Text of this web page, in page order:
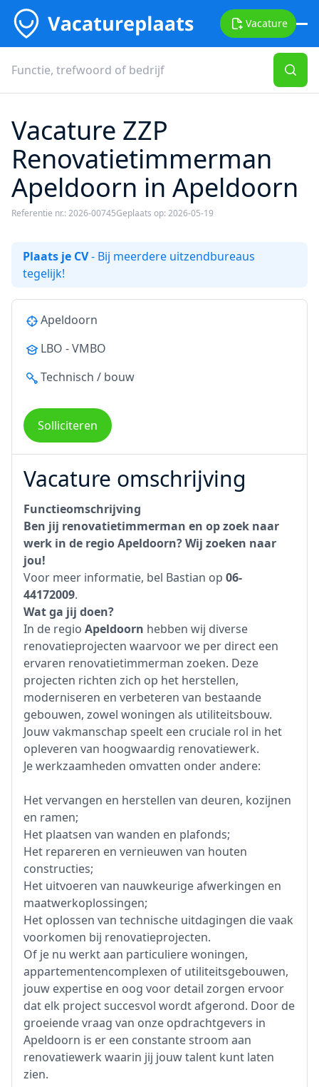
Vacature
Vacature ZZP
Renovatietimmerman
Apeldoorn in Apeldoorn
Referentie nr.: 2026-00745Geplaats op: 2026-05-19
Plaats je CV- Bij meerdere uitzendbureaus
tegelijk!
Apeldoorn
LBO - VMBO
Technisch / bouw
Solliciteren
Vacature omschrijving
Functieomschrijving
Ben jij renovatietimmerman en op zoek naar
werk in de regio Apeldoorn? Wij zoeken naar
jou!
Voor meer informatie, bel Bastian op 06-
44172009.
Wat ga jij doen?
In de regio Apeldoorn hebben wij diverse
renovatieprojecten waarvoor we per direct een
ervaren renovatietimmerman zoeken. Deze
projecten richten zich op het herstellen,
moderniseren en verbeteren van bestaande
gebouwen, zowel woningen als utiliteitsbouw.
Jouw vakmanschap speelt een cruciale rol in het
opleveren van hoogwaardig renovatiewerk.
Je werkzaamheden omvatten onder andere:
Het vervangen en herstellen van deuren, kozijnen
en ramen;
Het plaatsen van wanden en plafonds;
Het repareren en vernieuwen van houten
constructies;
Het uitvoeren van nauwkeurige afwerkingen en
maatwerkoplossingen;
Het oplossen van technische uitdagingen die vaak
voorkomen bij renovatieprojecten.
Of je nu werkt aan particuliere woningen,
appartementencomplexen of utiliteitsgebouwen,
jouw expertise en oog voor detail zorgen ervoor
dat elk project succesvol wordt afgerond. Door de
groeiende vraag van onze opdrachtgevers in
Apeldoorn is er een constante stroom aan
renovatiewerk waarin jij jouw talent kunt laten
zien.